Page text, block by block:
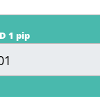
1 pip